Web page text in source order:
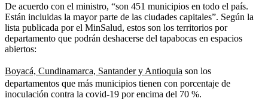
De acuerdo con el ministro, “son 451 municipios en todo el país.
Están incluidas la mayor parte de las ciudades capitales”. Según la
lista publicada por el MinSalud, estos son los territorios por
departamento que podrán deshacerse del tapabocas en espacios
abiertos:
Boyacá, Cundinamarca, Santander y Antioquia son los
departamentos que más municipios tienen con porcentaje de
inoculación contra la covid-19 por encima del 70 %.